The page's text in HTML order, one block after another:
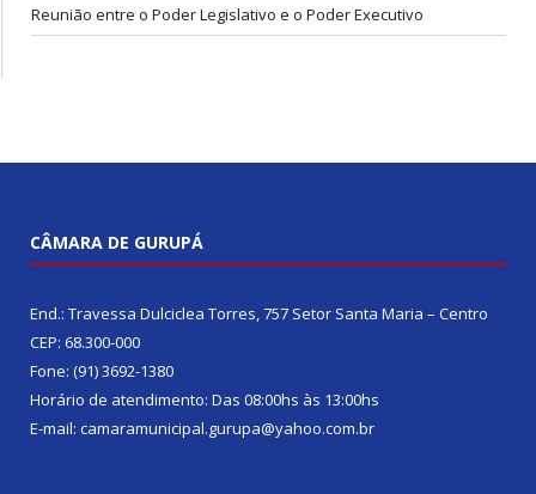
Reunião entre o Poder Legislativo e o Poder Executivo
CÂMARA DE GURUPÁ
End.: Travessa Dulciclea Torres, 757 Setor Santa Maria – Centro
CEP: 68.300-000
Fone: (91) 3692-1380
Horário de atendimento: Das 08:00hs às 13:00hs
E-mail: camaramunicipal.gurupa@yahoo.com.br